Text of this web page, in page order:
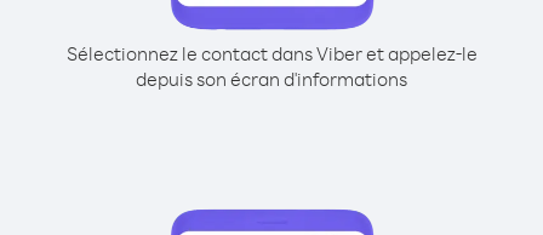
Sélectionnez le contact dans Viber et appelez-le
depuis son écran d'informations